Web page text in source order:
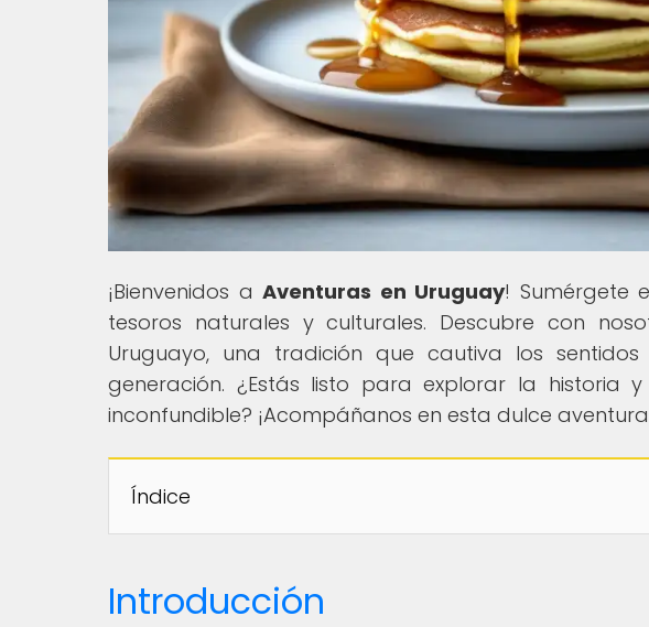
¡Bienvenidos aAventuras en Uruguay! Sumérgete
tesoros naturales y culturales. Descubre con
Uruguayo, una tradición que cautiva los
generación. ¿Estás listo para explorar la historia
inconfundible? ¡Acompáñanos en esta dulce
Índice
Introducción